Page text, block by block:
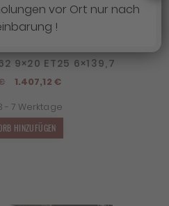
9×20 ET25 6×139,7
Ursprünglicher
war:
1.599,00 €
1.407,12 €Aktueller
ist:
- 7 Werktage
HINZUFÜGEN
vor Ort nur nach
!